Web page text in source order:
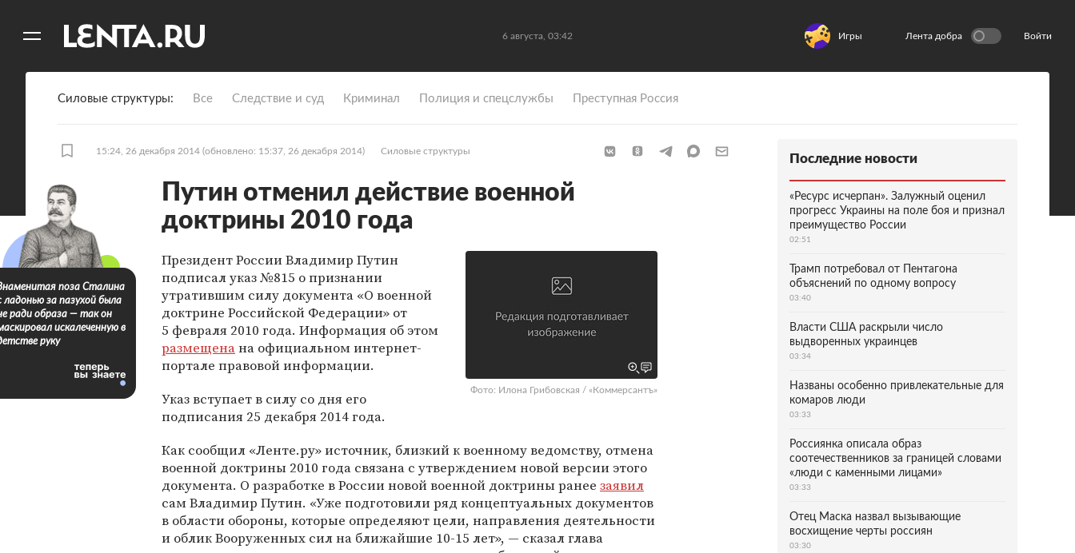
6 августа, 03:42 Игры Лента добра Войти
Силовые структуры Все Следствие и суд Криминал Полиция и спецслужбы Преступная Россия
15:24, 26 декабря 2014 (обновлено: 15:37, 26 декабря 2014) Силовые структуры
Путин отменил действие военной
доктрины 2010 года
Фото: Илона Грибовская / «Коммерсантъ»
Президент России Владимир Путин
подписал указ №815 о признании
утратившим силу документа «О военной
доктрине Российской Федерации» от
5 февраля 2010 года. Информация об этом
размещенана официальном интернет-
портале правовой информации.
Указ вступает в силу со дня его
подписания 25 декабря 2014 года.
Как сообщил «Ленте.ру» источник, близкий к военному ведомству, отмена
военной доктрины 2010 года связана с утверждением новой версии этого
документа. О разработке в России новой военной доктрины ранее заявил
сам Владимир Путин. «Уже подготовили ряд концептуальных документов
в области обороны, которые определяют цели, направления деятельности
и облик Вооруженных сил на ближайшие 10-15 лет», — сказал глава
поза Сталина
ладонью за пазухой была
ради образа — так он
искалеченную в
руку
Последние новости
«Ресурс исчерпан». Залужный оценил
прогресс Украины на поле боя и признал
преимущество России
02:51
Трамп потребовал от Пентагона
объяснений по одному вопросу
03:40
Власти США раскрыли число
выдворенных украинцев
03:34
Названы особенно привлекательные для
комаров люди
03:33
Россиянка описала образ
соотечественников за границей словами
«люди с каменными лицами»
03:33
Отец Маска назвал вызывающие
восхищение черты россиян
03:30